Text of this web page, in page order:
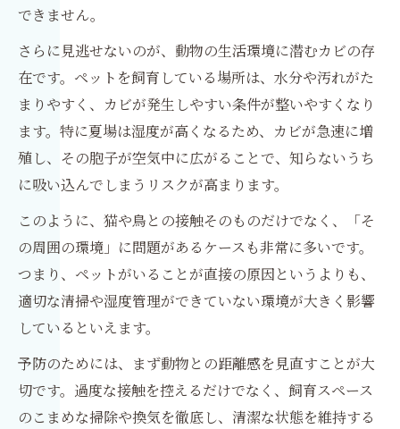
できません。
さらに見逃せないのが、動物の生活環境に潜むカビの存
在です。ペットを飼育している場所は、水分や汚れがた
まりやすく、カビが発生しやすい条件が整いやすくなり
ます。特に夏場は湿度が高くなるため、カビが急速に増
殖し、その胞子が空気中に広がることで、知らないうち
に吸い込んでしまうリスクが高まります。
このように、猫や鳥との接触そのものだけでなく、「そ
の周囲の環境」に問題があるケースも非常に多いです。
つまり、ペットがいることが直接の原因というよりも、
適切な清掃や湿度管理ができていない環境が大きく影響
しているといえます。
予防のためには、まず動物との距離感を見直すことが大
切です。過度な接触を控えるだけでなく、飼育スペース
のこまめな掃除や換気を徹底し、清潔な状態を維持する